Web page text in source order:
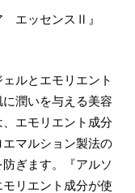
エッセンスⅡ』
ルとエモリエント
潤いを与える美容
エモリエント成分
マルション製法の
ぎます。『アルソ
リエント成分が使